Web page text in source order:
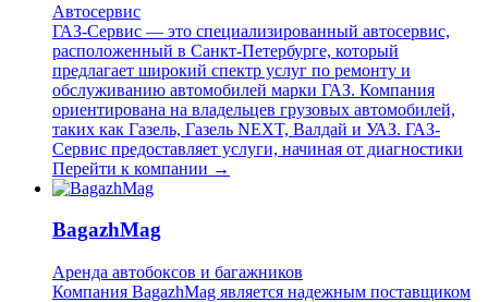
Автосервис
ГАЗ-Сервис — это специализированный автосервис,
расположенный в Санкт-Петербурге, который
предлагает широкий спектр услуг по ремонту и
обслуживанию автомобилей марки ГАЗ. Компания
ориентирована на владельцев грузовых автомобилей,
таких как Газель, Газель NEXT, Валдай и УАЗ. ГАЗ-
Сервис предоставляет услуги, начиная от диагностики
Перейти к компании →
BagazhMag
Аренда автобоксов и багажников
Компания BagazhMag является надежным поставщиком